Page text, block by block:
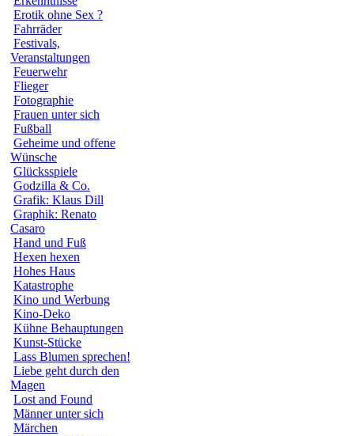
Erotik ohne Sex ?
Fahrräder
Festivals,
Veranstaltungen
Feuerwehr
Flieger
Fotographie
Frauen unter sich
Fußball
Geheime und offene
Wünsche
Glücksspiele
Godzilla & Co.
Grafik: Klaus Dill
Graphik: Renato
Casaro
Hand und Fuß
Hexen hexen
Hohes Haus
Katastrophe
Kino und Werbung
Kino-Deko
Kühne Behauptungen
Kunst-Stücke
Lass Blumen sprechen!
Liebe geht durch den
Magen
Lost and Found
Männer unter sich
Märchen